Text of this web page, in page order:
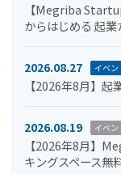
【Megriba
からはじめる 起
2026.08.27 イベ
【2026年8月】起
2026.08.19 イベン
【2026年8月】
キングスペース無